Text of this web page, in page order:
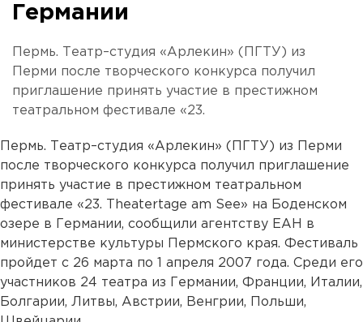
Германии
Пермь. Театр–студия «Арлекин» (ПГТУ) из
Перми после творческого конкурса получил
приглашение принять участие в престижном
театральном фестивале «23.
Пермь. Театр–студия «Арлекин» (ПГТУ) из Перми
после творческого конкурса получил приглашение
принять участие в престижном театральном
фестивале «23. Theatertage am See» на Боденском
озере в Германии, сообщили агентству ЕАН в
министерстве культуры Пермского края. Фестиваль
пройдет с 26 марта по 1 апреля 2007 года. Среди его
участников 24 театра из Германии, Франции, Италии,
Болгарии, Литвы, Австрии, Венгрии, Польши,